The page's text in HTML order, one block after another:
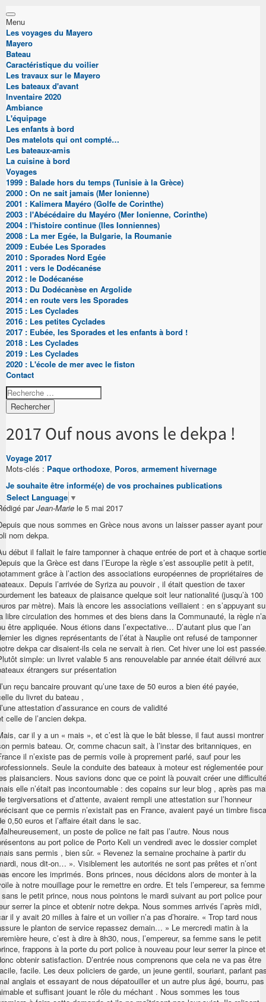
Menu
Les voyages du Mayero
Mayero
Bateau
Caractéristique du voilier
Les travaux sur le Mayero
Les bateaux d'avant
Inventaire 2020
Ambiance
L'équipage
Les enfants à bord
Des matelots qui ont compté…
Les bateaux-amis
La cuisine à bord
Voyages
1999 : Balade hors du temps (Tunisie à la Grèce)
2000 : On ne sait jamais (Mer Ionienne)
2001 : Kalimera Mayéro (Golfe de Corinthe)
2003 : l'Abécédaire du Mayéro (Mer Ionienne, Corinthe)
2004 : l'histoire continue (Iles Ionniennes)
2008 : La mer Egée, la Bulgarie, la Roumanie
2009 : Eubée Les Sporades
2010 : Sporades Nord Egée
2011 : vers le Dodécanése
2012 : le Dodécanése
2013 : Du Dodécanèse en Argolide
2014 : en route vers les Sporades
2015 : Les Cyclades
2016 : Les petites Cyclades
2017 : Eubée, les Sporades et les enfants à bord !
2018 : Les Cyclades
2019 : Les Cyclades
2020 : L'école de mer avec le fiston
Contact
Rechercher
2017 Ouf nous avons le dekpa !
Voyage 2017
Mots-clés : Paque orthodoxe, Poros, armement hivernage
Je souhaite être informé(e) de vos prochaines publications
Select Language ▼
parJean-Marie le 5 mai 2017
que nous sommes en Grèce nous avons un laisser passer ayant pour
nom dekpa.
début il fallait le faire tamponner à chaque entrée de port et à chaque
que la Grèce est dans l’Europe la règle s’est assouplie petit à petit,
grâce à l’action des associations européennes de propriétaires de
Depuis l’arrivée de Syriza au pouvoir , il était question de taxer
les bateaux de plaisance quelque soit leur nationalité (jusqu’à 100
par mètre). Mais là encore les associations veillaient : en s’appuyant
libre circulation des hommes et des biens dans la Communauté, la règle n’a
être appliquée. Nous étions dans l’expectative… D’autant plus que l’an
les dignes représentants de l’état à Nauplie ont refusé de tamponner
dekpa car disaient-ils cela ne servait à rien. Cet hiver une loi est
simple: un livret valable 5 ans renouvelable par année était délivré aux
étrangers sur présentation
reçu bancaire prouvant qu’une taxe de 50 euros a bien été payée,
du livret du bateau ,
attestation d’assurance en cours de validité
celle de l’ancien dekpa.
car il y a un « mais », et c’est là que le bât blesse, il faut aussi montrer
permis bateau. Or, comme chacun sait, à l’instar des britanniques, en
il n’existe pas de permis voile à proprement parlé, sauf pour les
Seule la conduite des bateaux à moteur est réglementée pour
plaisanciers. Nous savions donc que ce point là pouvait créer une difficulté
elle n’était pas incontournable : des copains sur leur blog , après pas
tergiversations et d’attente, avaient rempli une attestation sur l’honneur
que ce permis n’existait pas en France, avaient payé un timbre
0,50 euros et l’affaire était dans le sac.
un poste de police ne fait pas l’autre. Nous nous
au port police de Porto Keli un vendredi avec le dossier complet
sans permis , bien sûr. « Revenez la semaine prochaine à partir du
nous dit-on… ». Visiblement les autorités ne sont pas prêtes et n’ont
encore les imprimés. Bons princes, nous décidons alors de monter à la
à notre mouillage pour le remettre en ordre. Et tels l’empereur, sa femme
le petit prince, nous nous pointons le mardi suivant au port police pour
serrer la pince et obtenir notre dekpa. Nous sommes arrivés l’après midi,
il y avait 20 milles à faire et un voilier n’a pas d’horaire. « Trop tard nous
le planton de service repassez demain… » Le mercredi matin à la
heure, c’est à dire à 8h30, nous, l’empereur, sa femme sans le petit
frappons à la porte du port police à nouveau pour leur serrer la pince et
obtenir satisfaction. D’entrée nous comprenons que cela ne va pas être
facile. Les deux policiers de garde, un jeune gentil, souriant, parlant
anglais et essayant de nous dépatouiller et un autre plus âgé, bourru, pas
et suffisant jouant le rôle du méchant . Nous sommes les tous